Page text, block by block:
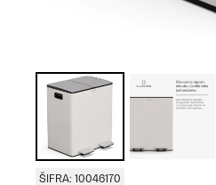
ŠIFRA: 10046170